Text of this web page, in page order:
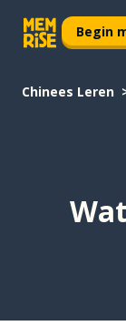
Begin
Chinees Leren